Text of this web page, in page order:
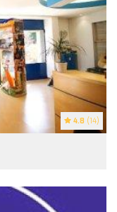
4.8 (14)